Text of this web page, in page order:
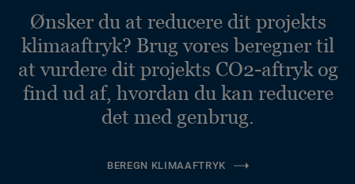
Ønsker du at reducere dit projekts
klimaaftryk? Brug vores beregner til
at vurdere dit projekts CO2-aftryk og
find ud af, hvordan du kan reducere
det med genbrug.
BEREGN KLIMAAFTRYK